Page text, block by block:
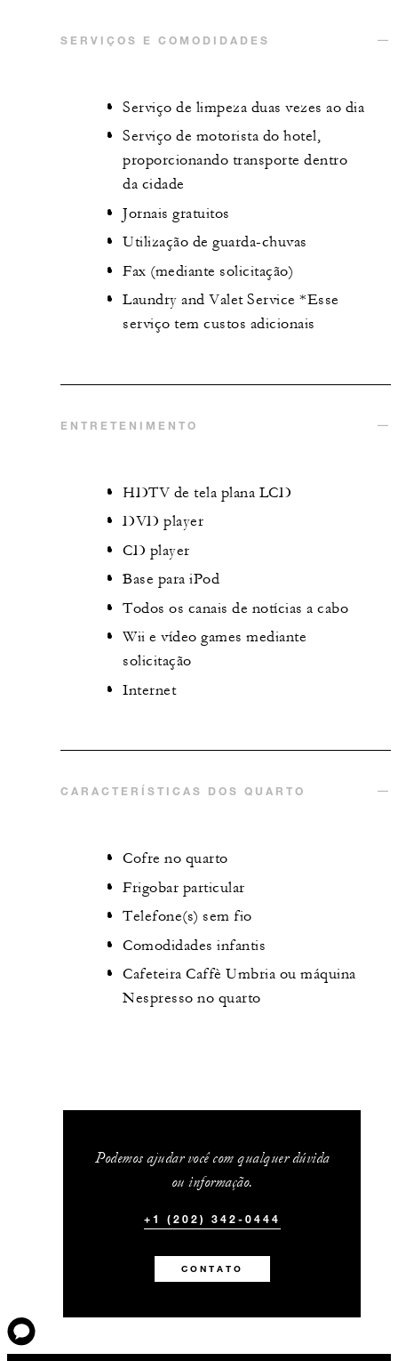
SERVIÇOS E COMODIDADES
Serviço de limpeza duas vezes ao dia
Serviço de motorista do hotel,
proporcionando transporte dentro
da cidade
Jornais gratuitos
Utilização de guarda-chuvas
Fax (mediante solicitação)
Laundry and Valet Service *Esse
serviço tem custos adicionais
ENTRETENIMENTO
HDTV de tela plana LCD
DVD player
CD player
Base para iPod
Todos os canais de notícias a cabo
Wii e vídeo games mediante
solicitação
Internet
CARACTERÍSTICAS DOS QUARTO
Cofre no quarto
Frigobar particular
Telefone(s) sem fio
Comodidades infantis
Cafeteira Caffè Umbria ou máquina
Nespresso no quarto
Podemos ajudar você com qualquer dúvida
ou informação.
+1 (202) 342-0444
CONTATO